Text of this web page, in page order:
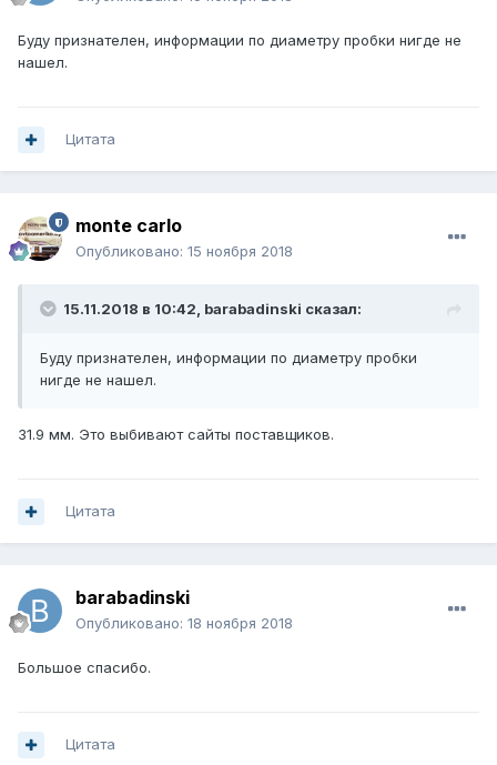
Буду признателен, информации по диаметру пробки нигде не
нашел.
Цитата
monte carlo
Опубликовано: 15 ноября 2018
15.11.2018 в 10:42, barabadinski сказал:
Буду признателен, информации по диаметру пробки
нигде не нашел.
31.9 мм. Это выбивают сайты поставщиков.
Цитата
barabadinski
Опубликовано: 18 ноября 2018
Большое спасибо.
Цитата